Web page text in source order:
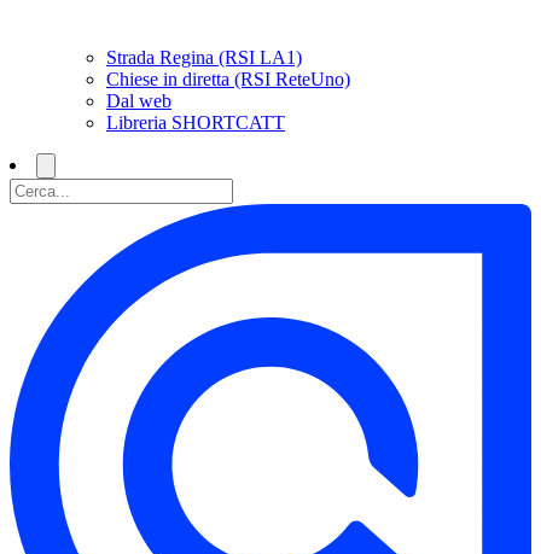
Strada Regina (RSI LA1)
Chiese in diretta (RSI ReteUno)
Dal web
Libreria SHORTCATT